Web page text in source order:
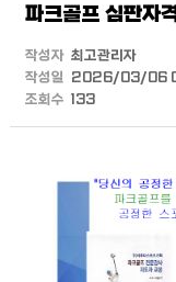
파크골프 심판자
작성자 최고관리자
작성일 2026/03/06
조회수 133